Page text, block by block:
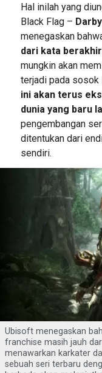
Hal inilah yang
Black Flag –
menegaskan
dari kata berakhir
mungkin akan
terjadi pada
ini akan terus
dunia yang baru
pengembangan
ditentukan dari
sendiri.
Ubisoft menegaskan
franchise masih jauh
menawarkan karkater
sebuah seri terbaru